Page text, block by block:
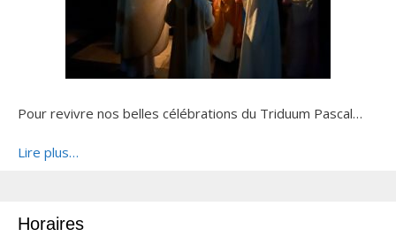
Pour revivre nos belles célébrations du Triduum Pascal…
Lire plus…
Horaires